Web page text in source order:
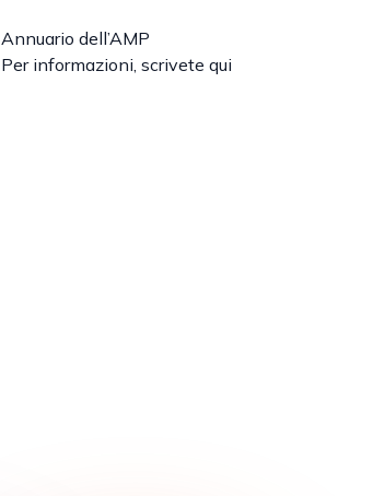
Annuario dell’AMP
Per informazioni, scrivete qui